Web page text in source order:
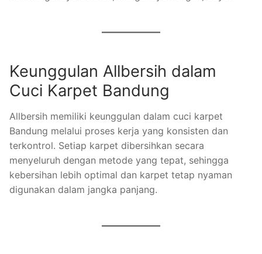
Keunggulan Allbersih dalam
Cuci Karpet Bandung
Allbersih memiliki keunggulan dalam cuci karpet
Bandung melalui proses kerja yang konsisten dan
terkontrol. Setiap karpet dibersihkan secara
menyeluruh dengan metode yang tepat, sehingga
kebersihan lebih optimal dan karpet tetap nyaman
digunakan dalam jangka panjang.